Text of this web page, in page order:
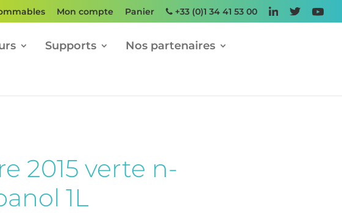
Mon compte Panier +33 (0)1 34 41 53 00
Supports Nos partenaires
2015 verte n-
1L